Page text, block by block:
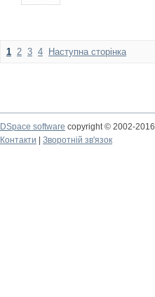
1 2 3 4 Наступна сторінка
DSpace software copyright © 2002-2016
Контакти
Зворотній зв'язок